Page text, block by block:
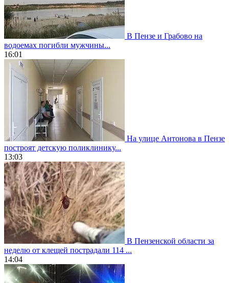
В Пензе и Грабово на
водоемах погибли мужчины...
16:01
На улице Антонова в Пензе
построят детскую поликлинику...
13:03
В Пензенской области за
неделю от клещей пострадали 114 ...
14:04